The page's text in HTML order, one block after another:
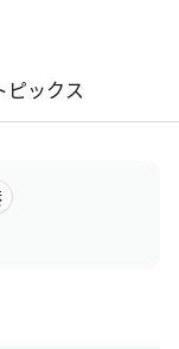
ピックス